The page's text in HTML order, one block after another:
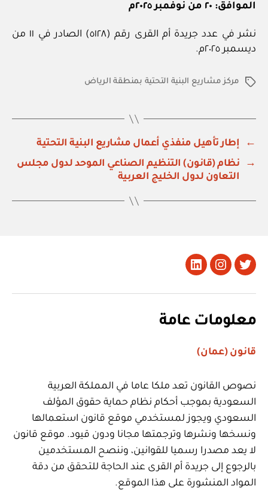
الموافق: ٢٠ من نوفمبر ٢٠٢٥م
نشر في عدد جريدة أم القرى رقم (٥١٢٨) الصادر في ١١ من
ديسمبر ٢٠٢٥م.
الوسوممركز مشاريع البنية التحتية بمنطقة الرياض
←
إطار تأهيل منفذي أعمال مشاريع البنية التحتية
→
نظام (قانون) التنظيم الصناعي الموحد لدول مجلس
التعاون لدول الخليج العربية
تويتر Instagram
LinkedIn
معلومات عامة
قانون (عمان)
نصوص القانون تعد ملكا عاما في المملكة العربية
السعودية بموجب أحكام نظام حماية حقوق المؤلف
السعودي ويجوز لمستخدمي موقع قانون استعمالها
ونسخها ونشرها وترجمتها مجانا ودون قيود. موقع قانون
لا يعد مصدرا رسميا للقوانين، وننصح المستخدمين
بالرجوع إلى جريدة أم القرى عند الحاجة للتحقق من دقة
المواد المنشورة على هذا الموقع.